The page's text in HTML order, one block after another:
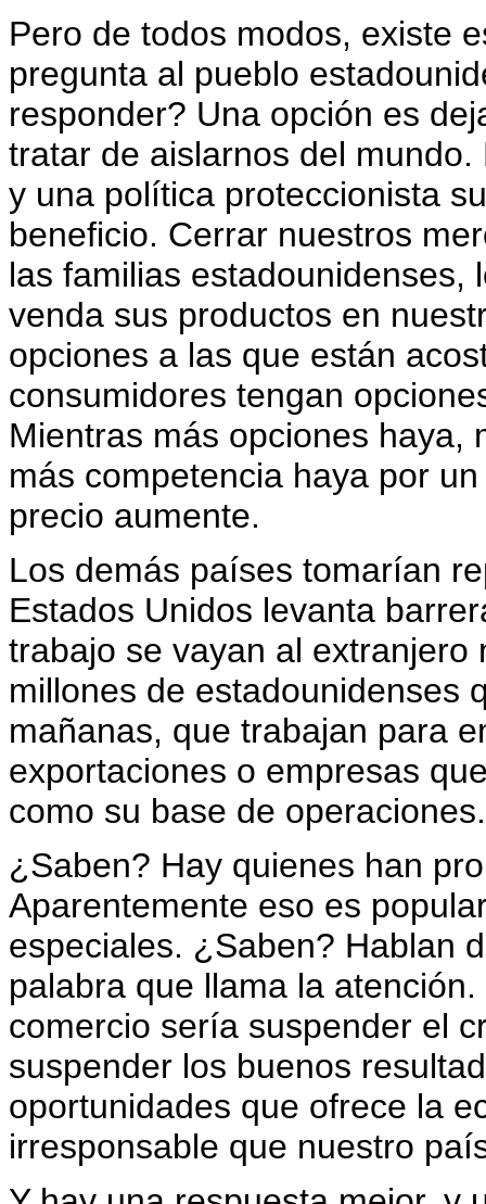
Pero de todos modos, existe
pregunta al pueblo
responder? Una opción es
tratar de aislarnos del
y una política proteccionista
beneficio. Cerrar nuestros
las familias
venda sus productos en
opciones a las que están
consumidores tengan
Mientras más opciones haya,
más competencia haya por
precio aumente.
Los demás países tomarían
Estados Unidos levanta
trabajo se vayan al
millones de estadounidenses
mañanas, que trabajan para
exportaciones o empresas
como su base de operaciones.
¿Saben? Hay quienes han
Aparentemente eso es
especiales. ¿Saben? Hablan
palabra que llama la
comercio sería suspender el
suspender los buenos
oportunidades que ofrece la
irresponsable que nuestro